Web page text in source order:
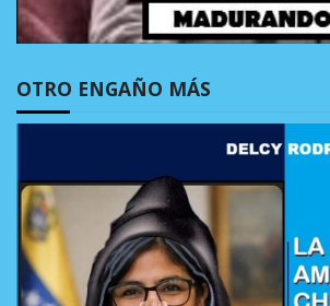
OTRO ENGAÑO MÁS